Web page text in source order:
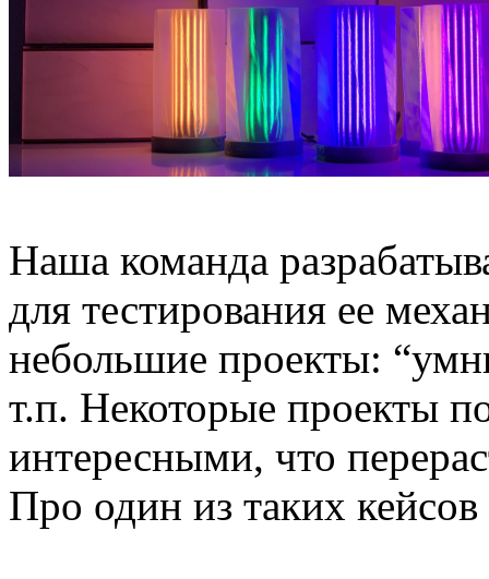
Наша команда
для тестирования ее
небольшие проекты:
т.п. Некоторые проекты
интересными, что
Про один из таких